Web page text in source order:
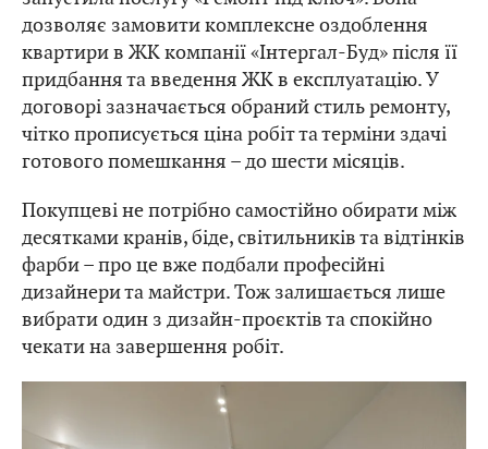
дозволяє замовити комплексне оздоблення
квартири в ЖК компанії «Інтергал-Буд» після її
придбання та введення ЖК в експлуатацію. У
договорі зазначається обраний стиль ремонту,
чітко прописується ціна робіт та терміни здачі
готового помешкання – до шести місяців.
Покупцеві не потрібно самостійно обирати між
десятками кранів, біде, світильників та відтінків
фарби – про це вже подбали професійні
дизайнери та майстри. Тож залишається лише
вибрати один з дизайн-проєктів та спокійно
чекати на завершення робіт.